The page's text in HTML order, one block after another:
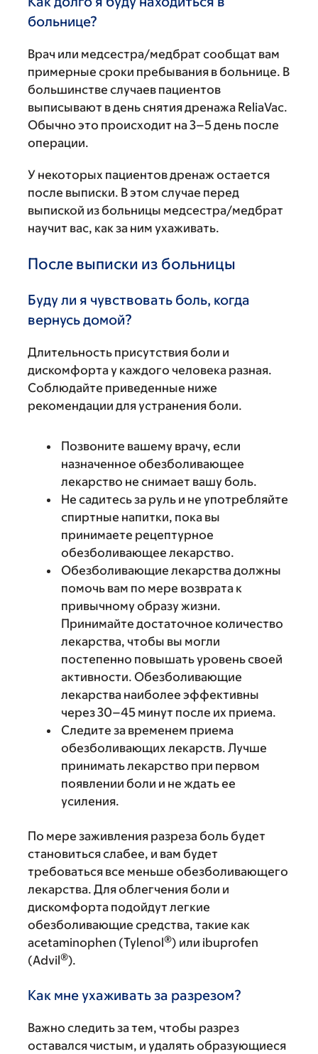
больнице?
Врач или медсестра/медбрат сообщат вам
примерные сроки пребывания в больнице. В
большинстве случаев пациентов
выписывают в день снятия дренажа ReliaVac.
Обычно это происходит на 3–5 день после
операции.
У некоторых пациентов дренаж остается
после выписки. В этом случае перед
выпиской из больницы медсестра/медбрат
научит вас, как за ним ухаживать.
После выписки из больницы
Буду ли я чувствовать боль, когда
вернусь домой?
Длительность присутствия боли и
дискомфорта у каждого человека разная.
Соблюдайте приведенные ниже
рекомендации для устранения боли.
Позвоните вашему врачу, если
назначенное обезболивающее
лекарство не снимает вашу боль.
Не садитесь за руль и не употребляйте
спиртные напитки, пока вы
принимаете рецептурное
обезболивающее лекарство.
Обезболивающие лекарства должны
помочь вам по мере возврата к
привычному образу жизни.
Принимайте достаточное количество
лекарства, чтобы вы могли
постепенно повышать уровень своей
активности. Обезболивающие
лекарства наиболее эффективны
через 30–45 минут после их приема.
Следите за временем приема
обезболивающих лекарств. Лучше
принимать лекарство при первом
появлении боли и не ждать ее
усиления.
По мере заживления разреза боль будет
становиться слабее, и вам будет
требоваться все меньше обезболивающего
лекарства. Для облегчения боли и
дискомфорта подойдут легкие
обезболивающие средства, такие как
acetaminophen (Tylenol®) или ibuprofen
(Advil®).
Как мне ухаживать за разрезом?
Важно следить за тем, чтобы разрез
оставался чистым, и удалять образующиеся